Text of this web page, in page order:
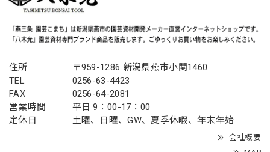
住所
〒959-1286 新潟県燕市小関1460
TEL
0256-63-4423
FAX
0256-64-2081
営業時間
平日 9：00-17：00
定休日
土曜、日曜、GW、夏季休暇、年末年始
会社概要